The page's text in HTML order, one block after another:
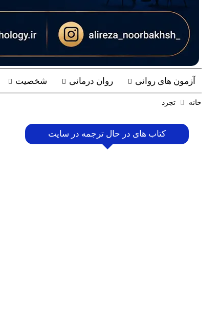
آزمون های روانی روان درمانی شخصیت
خانه تجرد
کتاب های در حال ترجمه در سایت